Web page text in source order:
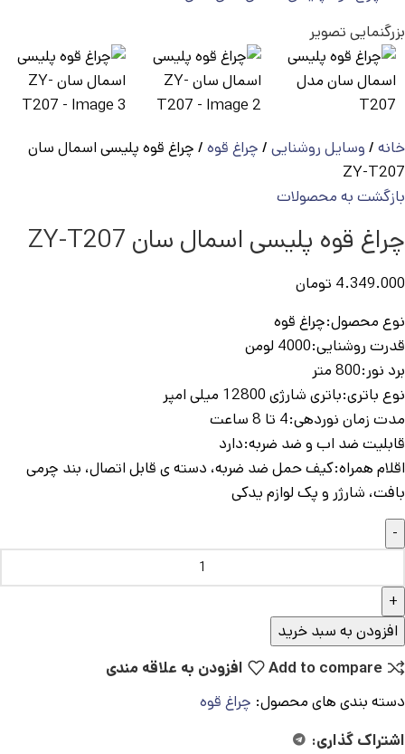
بزرگنمایی تصویر
خانه وسایل روشنایی چراغ قوه
چراغ قوه پلیسی اسمال سان
ZY-T207
بازگشت به محصولات
چراغ قوه پلیسی اسمال سان ZY-T207
4.349.000 تومان
نوع محصول:چراغ قوه
قدرت روشنایی:4000 لومن
برد نور:800 متر
نوع باتری:باتری شارژی 12800 میلی امپر
مدت زمان نوردهی:4 تا 8 ساعت
قابلیت ضد اب و ضد ضربه:دارد
اقلام همراه:کیف حمل ضد ضربه، دسته ی قابل اتصال، بند چرمی
بافت، شارژر و پک لوازم یدکی
افزودن به سبد خرید
Add to compare
افزودن به علاقه مندی
دسته بندی های محصول: چراغ قوه
اشتراک گذاری: